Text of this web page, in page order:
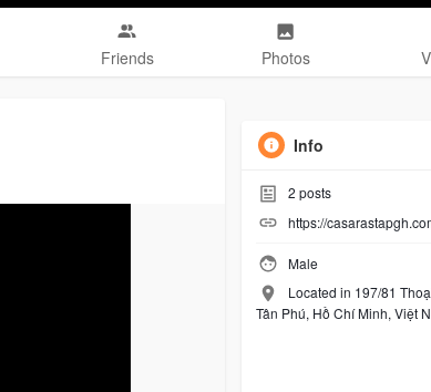
Friends Photos
Info
2 posts
https://
Male
Located in 197/81
Tân Phú, Hồ Chí Minh, Việt